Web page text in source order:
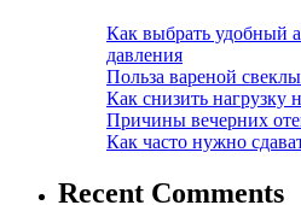
Как выбрать удобный
давления
Польза вареной
Как снизить нагрузку
Причины вечерних
Как часто нужно
Recent Comments